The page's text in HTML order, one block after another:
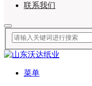
联系我们
菜单